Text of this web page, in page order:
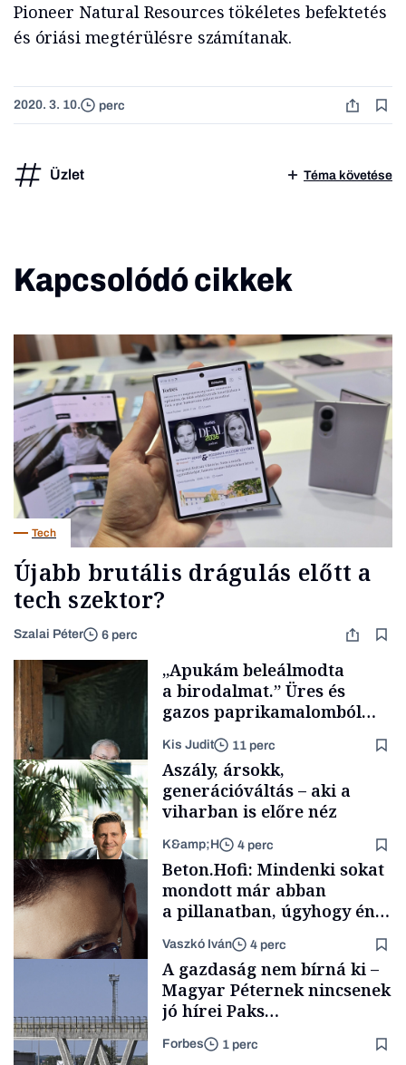
Pioneer Natural Resources tökéletes befektetés
és óriási megtérülésre számítanak.
2020. 3. 10. perc
Üzlet Téma követése
Kapcsolódó cikkek
Tech
Újabb brutális drágulás előtt a
tech szektor?
Szalai Péter 6 perc
Családi
vállalkozások
„Apukám beleálmodta
a birodalmat.” Üres és
gazos paprikamalomból
lett az igazi családi
fűszersztori
Kis Judit 11 perc
TÁMOGATÓI
Aszály, ársokk,
generációváltás – aki a
viharban is előre néz
K&amp;H 4 perc
Forbes-sztori
Beton.Hofi: Mindenki sokat
mondott már abban
a pillanatban, úgyhogy én
a legsarkosabb
gondolataimat akartam
kimondani
Vaszkó Iván 4 perc
A gazdaság nem bírná ki –
Magyar Péternek nincsenek
jó hírei Paks
újraindításáról
Forbes 1 perc